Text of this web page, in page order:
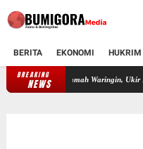
BERITA EKONOMI HUKRIM
BREAKING
NEWSFebry Yanthi Mustika Sari,